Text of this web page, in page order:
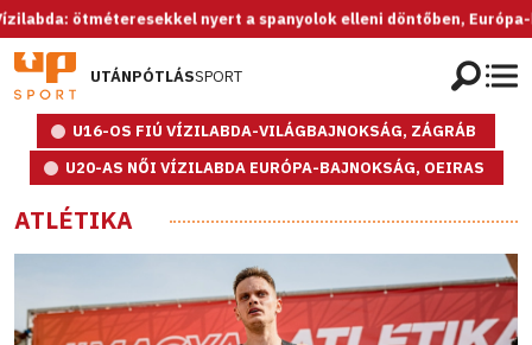
ötméteresekkel nyert a spanyolok elleni döntőben, Európa-
UTÁNPÓTLÁSSPORT
U16-OS FIÚ VÍZILABDA-VILÁGBAJNOKSÁG, ZÁGRÁB
U20-AS NŐI VÍZILABDA EURÓPA-BAJNOKSÁG, OEIRAS
ATLÉTIKA